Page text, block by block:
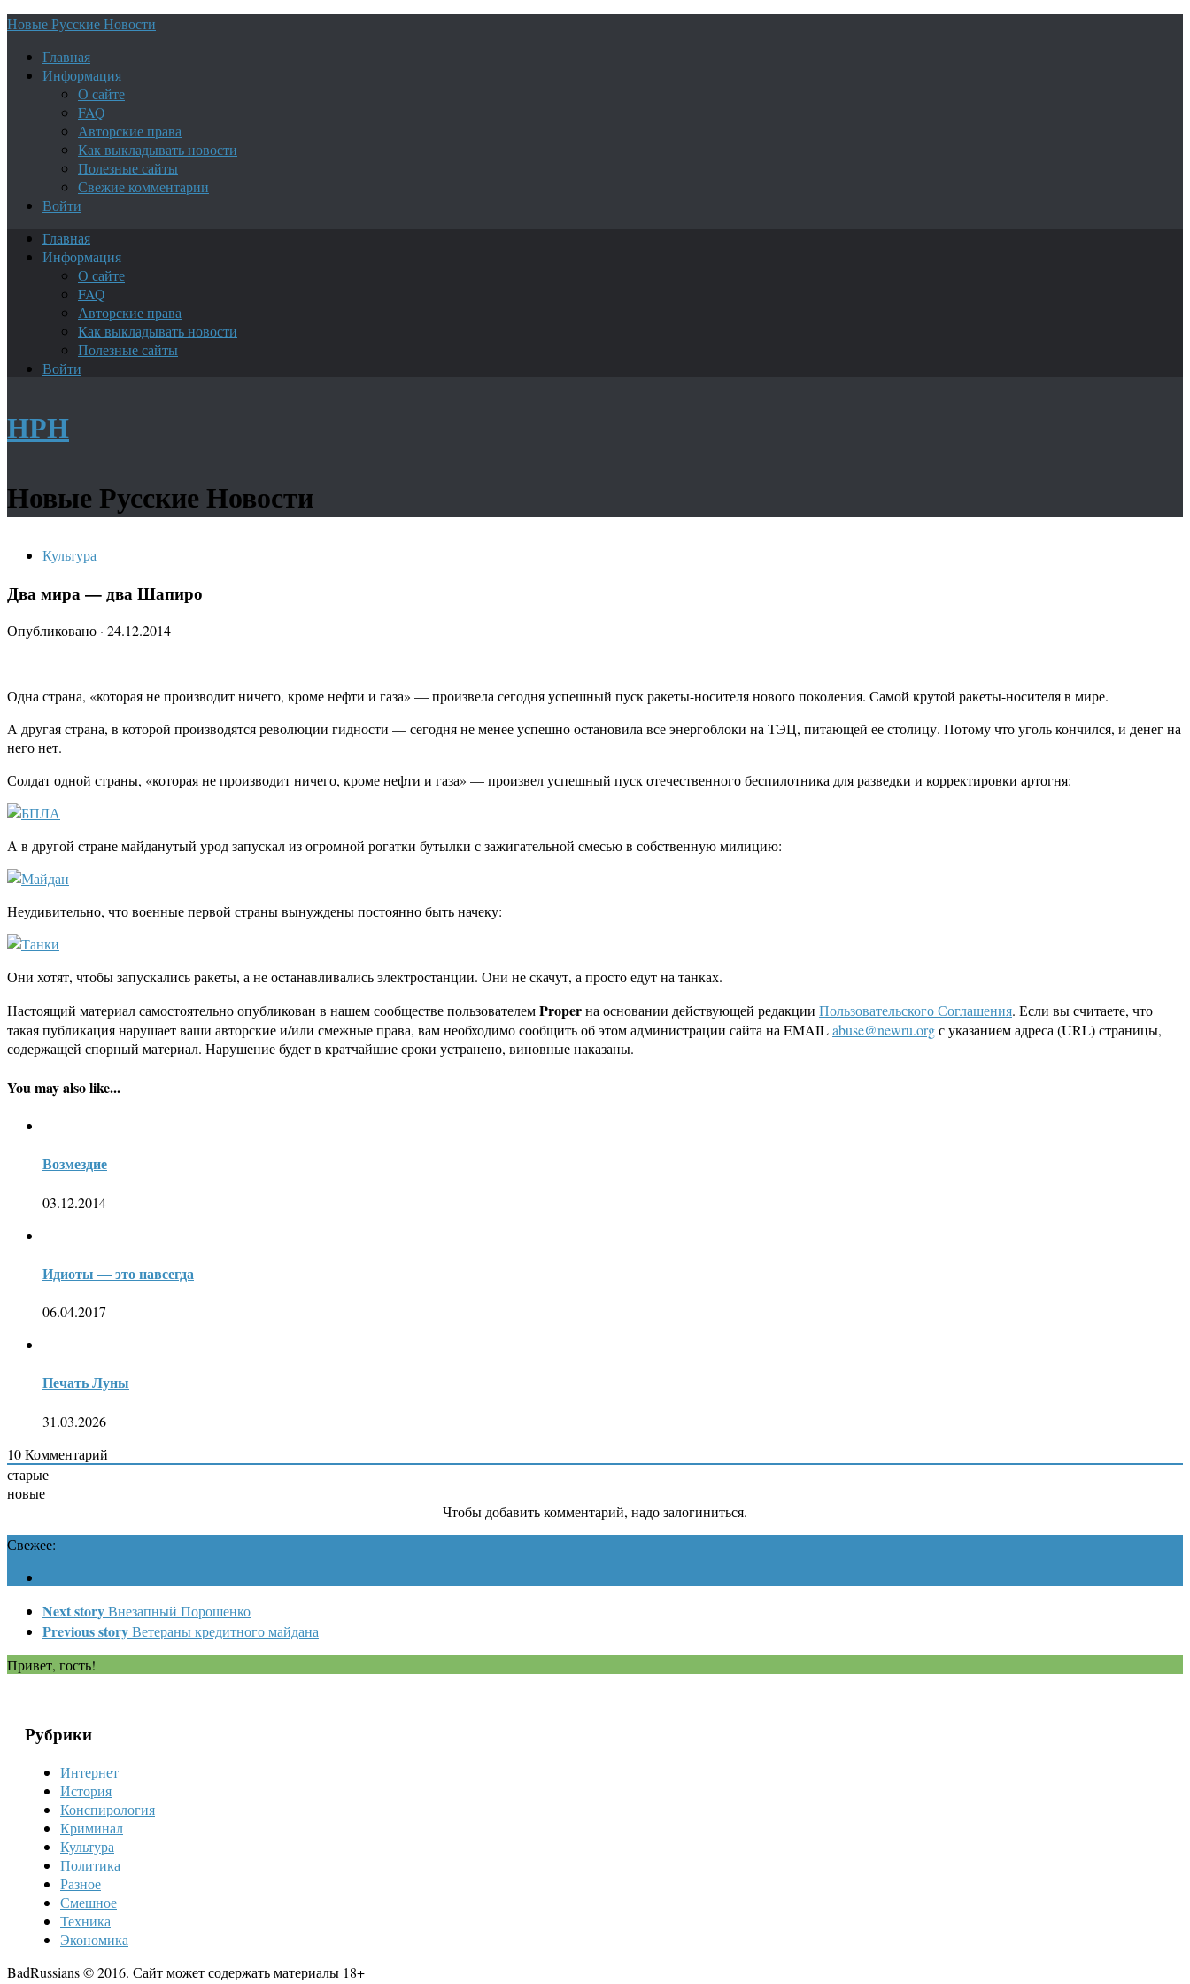
Новые Русские Новости
Главная
Информация
О сайте
FAQ
Авторские права
Как выкладывать новости
Полезные сайты
Свежие комментарии
Войти
Главная
Информация
О сайте
FAQ
Авторские права
Как выкладывать новости
Полезные сайты
Войти
НРН
Новые Русские Новости
Культура
Два мира — два Шапиро
Опубликовано · 24.12.2014
Одна страна, «которая не производит ничего, кроме нефти и газа» — произвела сегодня успешный пуск ракеты-носителя нового поколения. Самой крутой ракеты-носителя в мире.
А другая страна, в которой производятся революции гидности — сегодня не менее успешно остановила все энергоблоки на ТЭЦ, питающей ее столицу. Потому что уголь кончился, и денег на
него нет.
Солдат одной страны, «которая не производит ничего, кроме нефти и газа» — произвел успешный пуск отечественного беспилотника для разведки и корректировки артогня:
А в другой стране майданутый урод запускал из огромной рогатки бутылки с зажигательной смесью в собственную милицию:
Неудивительно, что военные первой страны вынуждены постоянно быть начеку:
Они хотят, чтобы запускались ракеты, а не останавливались электростанции. Они не скачут, а просто едут на танках.
Настоящий материал самостоятельно опубликован в нашем сообществе пользователемProperна основании действующей редакции Пользовательского Соглашения. Если вы считаете, что
такая публикация нарушает ваши авторские и/или смежные права, вам необходимо сообщить об этом администрации сайта на EMAILabuse@newru.orgс указанием адреса (URL) страницы,
содержащей спорный материал. Нарушение будет в кратчайшие сроки устранено, виновные наказаны.
You may also like...
Возмездие
03.12.2014
Идиоты — это навсегда
06.04.2017
Печать Луны
31.03.2026
10Комментарий
старые
новые
Чтобы добавить комментарий, надо залогиниться.
Свежее:
Next storyВнезапный Порошенко
Previous storyВетераны кредитного майдана
Привет, гость!
Рубрики
Интернет
История
Конспирология
Криминал
Культура
Политика
Разное
Смешное
Техника
Экономика
BadRussians © 2016. Сайт может содержать материалы 18+